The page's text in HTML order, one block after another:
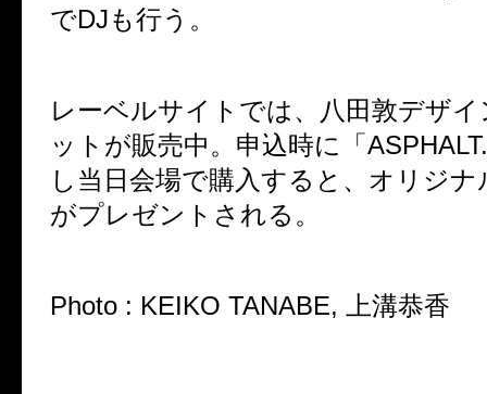
でDJも行う。
レーベルサイトでは、八田敦デザ
ットが販売中。申込時に「
し当日会場で購入すると、オリジ
がプレゼントされる。
Photo : KEIKO TANABE, 上溝恭香